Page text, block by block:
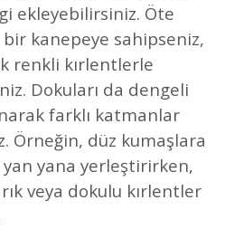
ekleyebilirsiniz. Öte
kanepeye sahipseniz,
renkli kırlentlerle
Dokuları da dengeli
farklı katmanlar
Örneğin, düz kumaşlara
yana yerleştirirken,
veya dokulu kırlentler